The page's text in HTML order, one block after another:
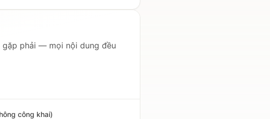
gặp phải — mọi nội dung đều
công khai)